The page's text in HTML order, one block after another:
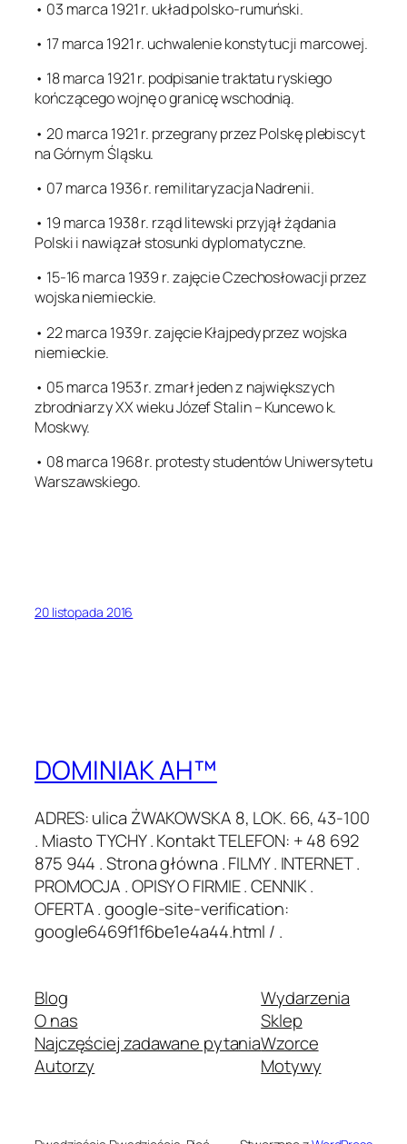
• 03 marca 1921 r. układ polsko-rumuński.
• 17 marca 1921 r. uchwalenie konstytucji marcowej.
• 18 marca 1921 r. podpisanie traktatu ryskiego
kończącego wojnę o granicę wschodnią.
• 20 marca 1921 r. przegrany przez Polskę plebiscyt
na Górnym Śląsku.
• 07 marca 1936 r. remilitaryzacja Nadrenii.
• 19 marca 1938 r. rząd litewski przyjął żądania
Polski i nawiązał stosunki dyplomatyczne.
• 15-16 marca 1939 r. zajęcie Czechosłowacji przez
wojska niemieckie.
• 22 marca 1939 r. zajęcie Kłajpedy przez wojska
niemieckie.
• 05 marca 1953 r. zmarł jeden z największych
zbrodniarzy XX wieku Józef Stalin – Kuncewo k.
Moskwy.
• 08 marca 1968 r. protesty studentów Uniwersytetu
Warszawskiego.
20 listopada 2016
DOMINIAK AH™
ADRES: ulica ŻWAKOWSKA 8, LOK. 66, 43-100
. Miasto TYCHY . Kontakt TELEFON: + 48 692
875 944 . Strona główna . FILMY . INTERNET .
PROMOCJA . OPISY O FIRMIE . CENNIK .
OFERTA . google-site-verification:
google6469f1f6be1e4a44.html / .
Blog
O nas
Najczęściej zadawane pytania
Autorzy
Wydarzenia
Sklep
Wzorce
Motywy